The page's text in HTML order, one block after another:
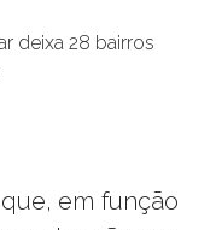
em função